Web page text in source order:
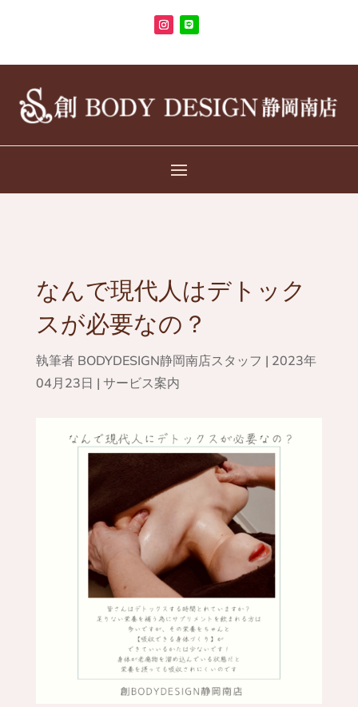
なんで現代人はデトック
スが必要なの？
執筆者 BODYDESIGN静岡南店スタッフ | 2023年
04月23日 | サービス案内